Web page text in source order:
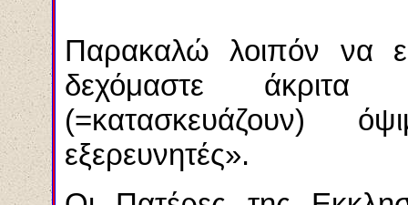
Παρακαλώ λοιπόν να
δεχόμαστε άκριτα
(=κατασκευάζουν)
εξερευνητές».